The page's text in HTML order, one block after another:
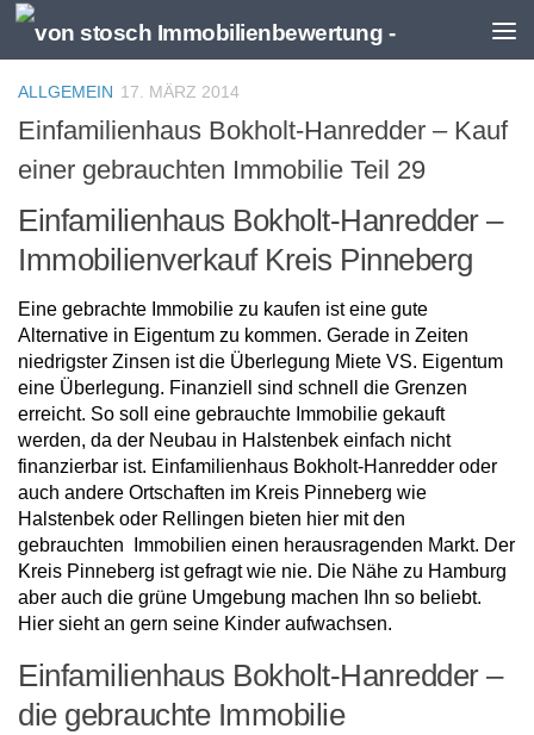
Zum Inhalt springen
ALLGEMEIN 17. MÄRZ 2014
Einfamilienhaus Bokholt-Hanredder – Kauf
einer gebrauchten Immobilie Teil 29
Einfamilienhaus Bokholt-Hanredder –
Immobilienverkauf Kreis Pinneberg
Eine gebrachte Immobilie zu kaufen ist eine gute
Alternative in Eigentum zu kommen. Gerade in Zeiten
niedrigster Zinsen ist die Überlegung Miete VS. Eigentum
eine Überlegung. Finanziell sind schnell die Grenzen
erreicht. So soll eine gebrauchte Immobilie gekauft
werden, da der Neubau in Halstenbek einfach nicht
finanzierbar ist. Einfamilienhaus Bokholt-Hanredder oder
auch andere Ortschaften im Kreis Pinneberg wie
Halstenbek oder Rellingen bieten hier mit den
gebrauchten Immobilien einen herausragenden Markt. Der
Kreis Pinneberg ist gefragt wie nie. Die Nähe zu Hamburg
aber auch die grüne Umgebung machen Ihn so beliebt.
Hier sieht an gern seine Kinder aufwachsen.
Einfamilienhaus Bokholt-Hanredder –
die gebrauchte Immobilie